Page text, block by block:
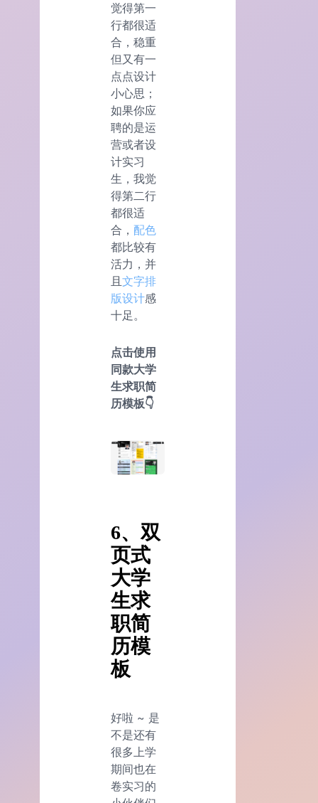
觉得第一
行都很适
合，稳重
但又有一
点点设计
小心思；
如果你应
聘的是运
营或者设
计实习
生，我觉
得第二行
都很适
合， 配色
都比较有
活力，并
且 文字排
版设计感
十足。
点击使用
同款大学
生求职简
历模板👇
6、双
页式
大学
生求
职简
历模
板
好啦 ~ 是
不是还有
很多上学
期间也在
卷实习的